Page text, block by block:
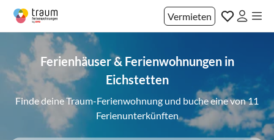
Vermieten
Ferienhäuser & Ferienwohnungen in
Eichstetten
Finde deine Traum-Ferienwohnung und buche eine von 11
Ferienunterkünften